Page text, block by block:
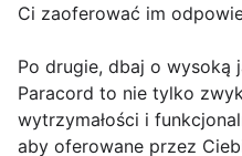
Ci zaoferować im
Po drugie, dbaj o wysoką
Paracord to nie tylko
wytrzymałości i
aby oferowane przez